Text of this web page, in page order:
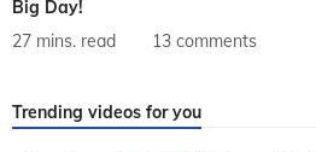
Big Day!
27 mins. read
13 comments
Trending videos for you